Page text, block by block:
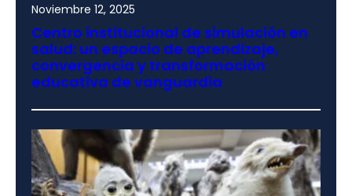
Noviembre 12, 2025
Centro institucional de simulación en
salud: un espacio de aprendizaje,
convergencia y transformación
educativa de vanguardia